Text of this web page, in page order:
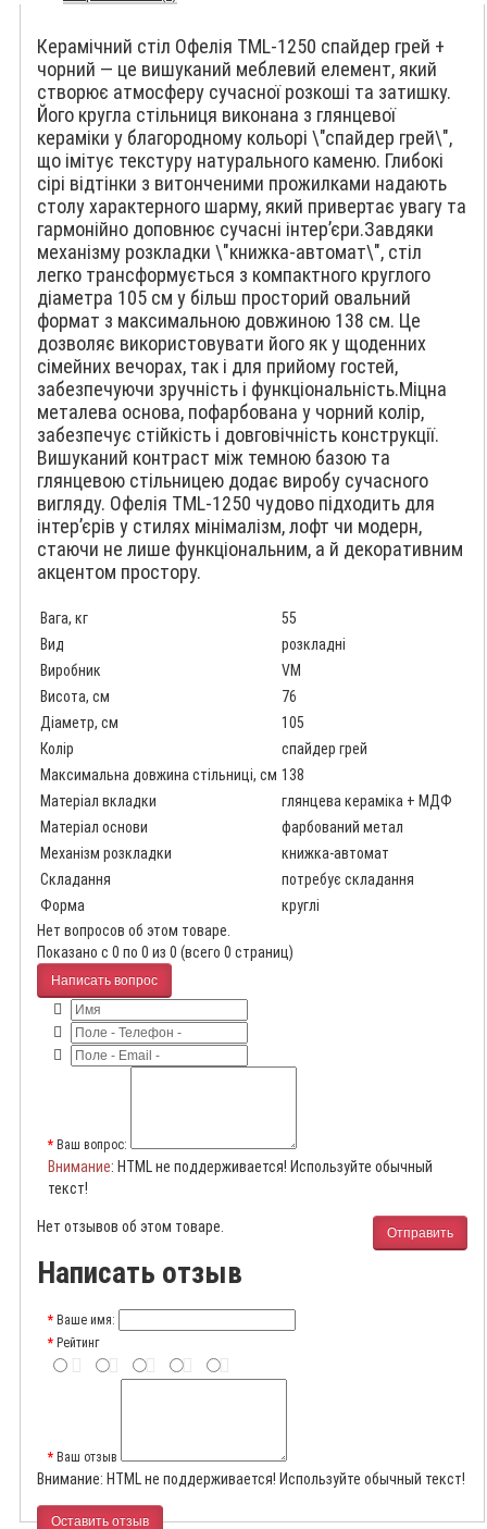
Керамічний стіл Офелія TML-1250 спайдер грей +
чорний — це вишуканий меблевий елемент, який
створює атмосферу сучасної розкоші та затишку.
Його кругла стільниця виконана з глянцевої
кераміки у благородному кольорі \"спайдер грей\",
що імітує текстуру натурального каменю. Глибокі
сірі відтінки з витонченими прожилками надають
столу характерного шарму, який привертає увагу та
гармонійно доповнює сучасні інтер’єри.Завдяки
механізму розкладки \"книжка-автомат\", стіл
легко трансформується з компактного круглого
діаметра 105 см у більш просторий овальний
формат з максимальною довжиною 138 см. Це
дозволяє використовувати його як у щоденних
сімейних вечорах, так і для прийому гостей,
забезпечуючи зручність і функціональність.Міцна
металева основа, пофарбована у чорний колір,
забезпечує стійкість і довговічність конструкції.
Вишуканий контраст між темною базою та
глянцевою стільницею додає виробу сучасного
вигляду. Офелія TML-1250 чудово підходить для
інтер’єрів у стилях мінімалізм, лофт чи модерн,
стаючи не лише функціональним, а й декоративним
акцентом простору.
Вага, кг
55
Вид
розкладні
Виробник
VM
Висота, см
76
Діаметр, см
105
Колір
спайдер грей
Максимальна довжина стільниці, см 138
Матеріал вкладки
глянцева кераміка + МДФ
Матеріал основи
фарбований метал
Механізм розкладки
книжка-автомат
Складання
потребує складання
Форма
круглі
Нет вопросов об этом товаре.
Показано с 0 по 0 из 0 (всего 0 страниц)
Написать вопрос
Ваш вопрос:
Внимание: HTML не поддерживается! Используйте обычный
текст!
Отправить
Нет отзывов об этом товаре.
Написать отзыв
Ваше имя:
Рейтинг
Ваш отзыв
Внимание: HTML не поддерживается! Используйте обычный текст!
Оставить отзыв